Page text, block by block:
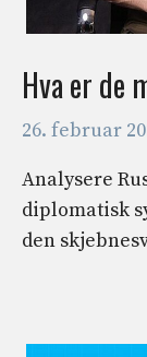
Hva er de
26. februar
Analysere
diplomatisk
den